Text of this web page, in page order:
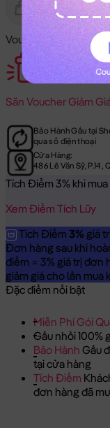
Gửi Tặng
Voucher Mã Khuyến
Săn Voucher Giảm
Bảo Hành Gấu tại
qua số điện thoại
Cửa Hàng:
486 Lê Văn Sỹ, P.14,
Tích Điểm 3% khi
Xem Điểm Tích Lũy
Tích Điểm 3% giá
Đơn hàng sau khi
điểm = 3% giá trị đơn
giảm giá cho lần mua
Đặc điểm nổi bật
Miễn Phí Gói
Gấu nhồi 100%
Bảo Hành Gấu
tại cửa hàng
Tích Điểm
đơn hàng đã